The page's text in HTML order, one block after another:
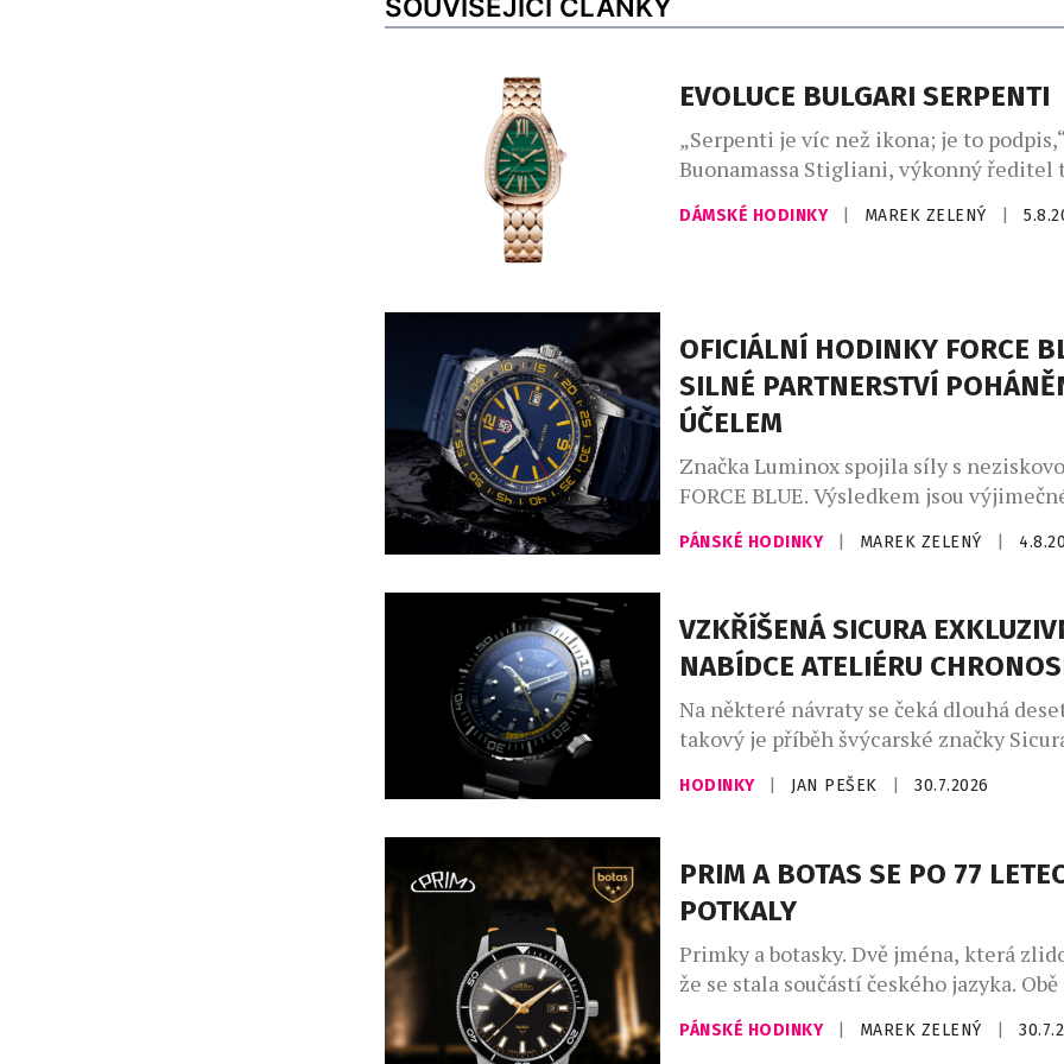
SOUVISEJÍCÍ ČLÁNKY
EVOLUCE BULGARI SERPENTI
„Serpenti je víc než ikona; je to
Buonamassa Stigliani, výkonný ředitel
produktů Bvlgari. Had se svým
dlouhodobě fascinuje klenotnický dům,
římských šperků, které nosila
znovu proměňuje […]
DÁMSKÉ HODINKY MAREK ZELENÝ
OFICIÁLNÍ HODINKY FORCE
SILNÉ PARTNERSTVÍ
ÚČELEM
Značka Luminox spojila síly s
FORCE BLUE. Výsledkem jsou
jejichž vznikem stojí elitní vojenští
dnes místo bojových operací zachraňují
byly od začátku do konce formovány
podněty vysloužilých členů Navy SEALs
ze speciálních jednotek. Jsou určeny
PÁNSKÉ HODINKY MAREK ZELENÝ
VZKŘÍŠENÁ SICURA
NABÍDCE ATELIÉRU
Na některé návraty se čeká dlouhá
takový je příběh švýcarské značky
mechanických hodinek. Pro sběratele je
značkou – byla symbolem odvahy
hledat technická řešení, která
HODINKY JAN PEŠEK 30.7.2026
PRIM A BOTAS SE PO 77
POTKALY
Primky a botasky. Dvě jména, která
že se stala součástí českého jazyka. Obě
vznikly v roce 1949 a po
poprvé setkaly na jednom výrobku.
PÁNSKÉ HODINKY MAREK ZELENÝ